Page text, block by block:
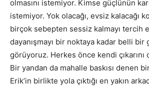
olmasını istemiyor. Kimse güçlünün
istemiyor. Yok olacağı, evsiz kalacağı
birçok sebepten sessiz kalmayı tercih
dayanışmayı bir noktaya kadar belli bir
görüyoruz. Herkes önce kendi çıkarını
Bir yandan da mahalle baskısı denen
Erik’in birlikte yola çıktığı en yakın